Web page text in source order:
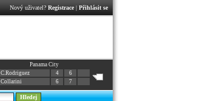
Nový uživatel? Registrace| Přihlásit se
Panama City
C.Rodriguez
4
6
Collarini
6 7